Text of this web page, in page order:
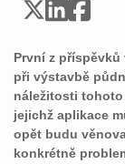
První z
při výstavbě
náležitosti
jejichž aplikace
opět budu
konkrétně